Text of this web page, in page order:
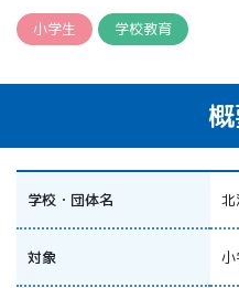
小学生 学校教育
学校・団体名
対象